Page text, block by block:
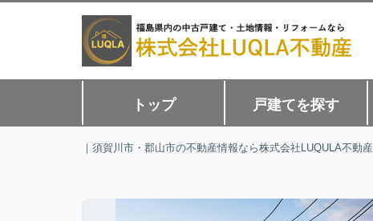
トップ 戸建てを探す
｜須賀川市・郡山市の不動産情報なら株式会社LUQULA不動産